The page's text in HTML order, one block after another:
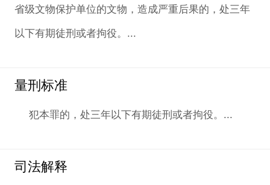
省级文物保护单位的文物，造成严重后果的，处三年
以下有期徒刑或者拘役。...
量刑标准
犯本罪的，处三年以下有期徒刑或者拘役。...
司法解释